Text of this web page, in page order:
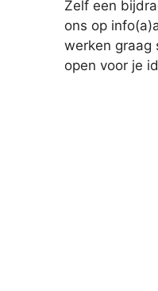
Zelf een
ons op
werken graag
open voor je